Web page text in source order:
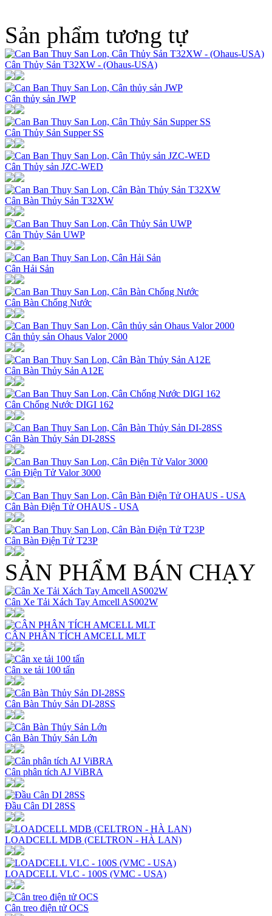
Sản phẩm tương tự
Cân Thủy Sản T32XW - (Ohaus-USA)
Cân thủy sản JWP
Cân Thủy Sản Supper SS
Cân Thủy sản JZC-WED
Cân Bàn Thủy Sản T32XW
Cân Thủy Sản UWP
Cân Hải Sản
Cân Bàn Chống Nước
Cân thủy sản Ohaus Valor 2000
Cân Bàn Thủy Sản A12E
Cân Chống Nước DIGI 162
Cân Bàn Thủy Sản DI-28SS
Cân Điện Tử Valor 3000
Cân Bàn Điện Tử OHAUS - USA
Cân Bàn Điện Tử T23P
SẢN PHẨM BÁN CHẠY
Cân Xe Tải Xách Tay Amcell AS002W
CÂN PHÂN TÍCH AMCELL MLT
Cân xe tải 100 tấn
Cân Bàn Thủy Sản DI-28SS
Cân Bàn Thủy Sản Lớn
Cân phân tích AJ ViBRA
Đầu Cân DI 28SS
LOADCELL MDB (CELTRON - HÀ LAN)
LOADCELL VLC - 100S (VMC - USA)
Cân treo điện tử OCS